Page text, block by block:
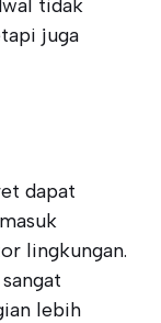
tidak
juga
dapat
lingkungan.
lebih